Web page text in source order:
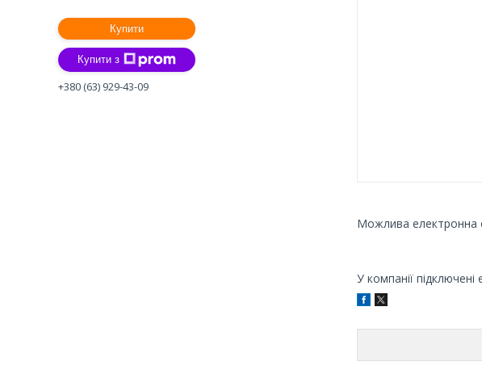
У компанії
Купити
Купити з
+380 (63) 929-43-09